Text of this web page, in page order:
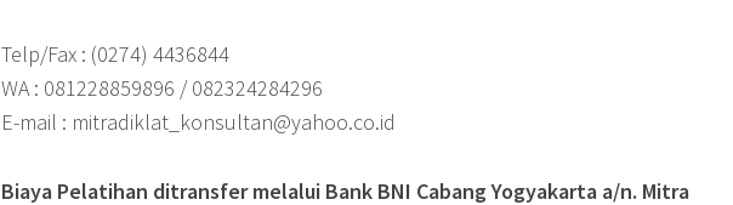
Telp/Fax : (0274) 4436844
WA : 081228859896 / 082324284296
E-mail : mitradiklat_konsultan@yahoo.co.id
Biaya Pelatihan ditransfer melalui Bank BNI Cabang Yogyakarta a/n. Mitra